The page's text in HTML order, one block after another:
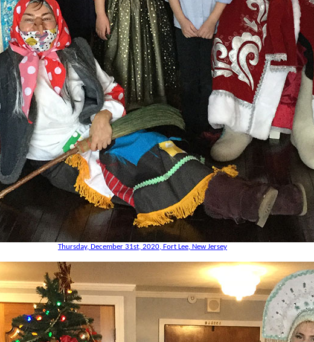
Thursday, December 31st, 2020, Fort Lee, New Jersey